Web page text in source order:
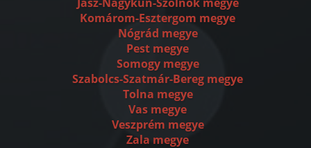
Komárom-Esztergom megye
Nógrád megye
Pest megye
Somogy megye
Szabolcs-Szatmár-Bereg megye
Tolna megye
Vas megye
Veszprém megye
Zala megye